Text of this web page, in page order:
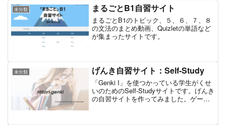
業は「覚える・暗記する」という地道な
努力が求められ...
未分類 まるごとB1自習サイト
まるごとB1のトピック、５、６、７、８
の文法のまとめ動画、Quizletの単語など
が集まったサイトです。
未分類 げんき自習サイト：Self-Study
「Genki I」を使つかっている学生がくせ
いのためのSelf-Studyサイトです。げんき
の自習サイトを作ってみました。ゲーム